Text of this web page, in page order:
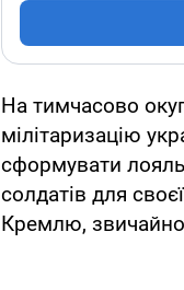
На тимчасово
мілітаризацію
сформувати
солдатів для
Кремлю,